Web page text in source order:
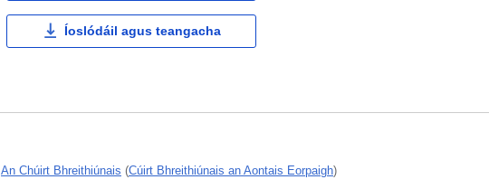
Íoslódáil agus teangacha
An Chúirt Bhreithiúnais (Cúirt Bhreithiúnais an Aontais Eorpaigh)